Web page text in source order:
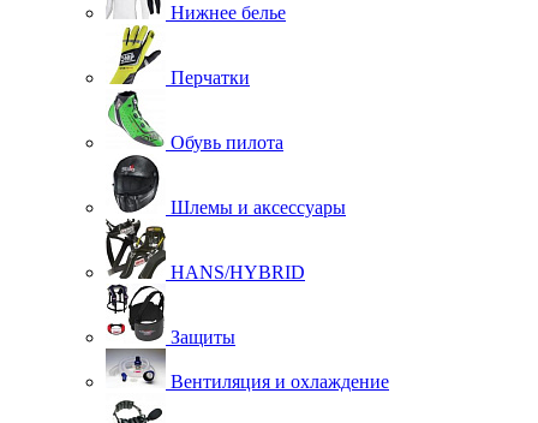
Нижнее белье
Перчатки
Обувь пилота
Шлемы и аксессуары
HANS/HYBRID
Защиты
Вентиляция и охлаждение